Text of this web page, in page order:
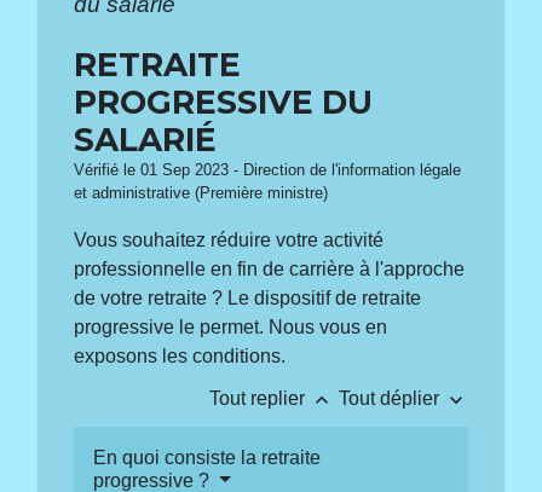
RETRAITE
PROGRESSIVE DU
SALARIÉ
Vérifié le 01 Sep 2023 - Direction de l'information légale
et administrative (Première ministre)
Vous souhaitez réduire votre activité
professionnelle en fin de carrière à l'approche
de votre retraite ? Le dispositif de retraite
progressive le permet. Nous vous en
exposons les conditions.
Tout replier keyboard_arrow_up Tout déplier keyboard_arrow_down
En quoi consiste la retraite
progressive ?